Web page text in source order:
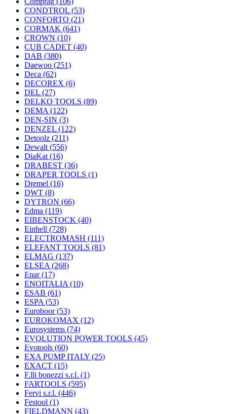
CONDTROL (53)
CONFORTO (21)
CORMAK (641)
CROWN (10)
CUB CADET (40)
DAB (380)
Daewoo (251)
Deca (62)
DECOREX (6)
DEL (27)
DELKO TOOLS (89)
DEMA (122)
DEN-SIN (3)
DENZEL (122)
Detoolz (211)
Dewalt (556)
DiaKat (16)
DRABEST (36)
DRAPER TOOLS (1)
Dremel (16)
DWT (8)
DYTRON (66)
Edma (119)
EIBENSTOCK (40)
Einhell (728)
ELECTROMASH (111)
ELEFANT TOOLS (81)
ELMAG (137)
ELSEA (268)
Enar(17)
ENOITALIA (10)
ESAB (61)
ESPA (53)
Euroboor(53)
EUROKOMAX (12)
Eurosystems (74)
EVOLUTION POWER TOOLS (45)
Evotools (60)
EXA PUMP ITALY (25)
EXACT (15)
F.lli bonezzi s.r.l. (1)
FARTOOLS (595)
Fervi s.r.l. (446)
Festool (1)
FIELDMANN (43)